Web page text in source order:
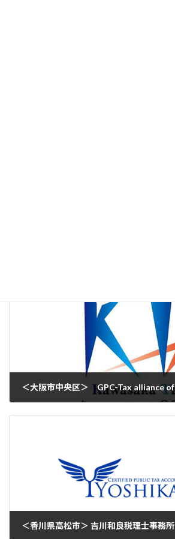
＜香川県高松市＞ 吉川和良税理士事務所